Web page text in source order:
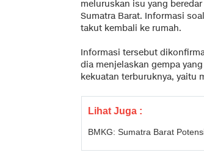
meluruskan isu yang
Sumatra Barat. Informasi
takut kembali ke rumah.
Informasi tersebut
dia menjelaskan gempa
kekuatan terburuknya, yaitu
Lihat Juga :
BMKG: Sumatra Barat